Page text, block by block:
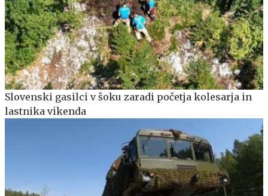
Slovenski gasilci v šoku zaradi početja kolesarja in
lastnika vikenda